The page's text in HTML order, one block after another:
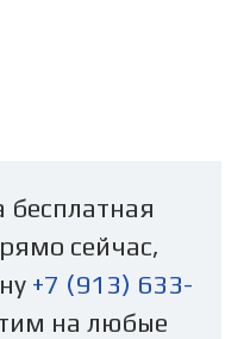
бесплатная
сейчас,
+7 (913) 633-
на любые